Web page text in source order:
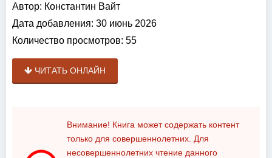
Автор: Константин Вайт
Дата добавления: 30 июнь 2026
Количество просмотров: 55
ЧИТАТЬ ОНЛАЙН
Внимание! Книга может содержать контент
только для совершеннолетних. Для
несовершеннолетних чтение данного